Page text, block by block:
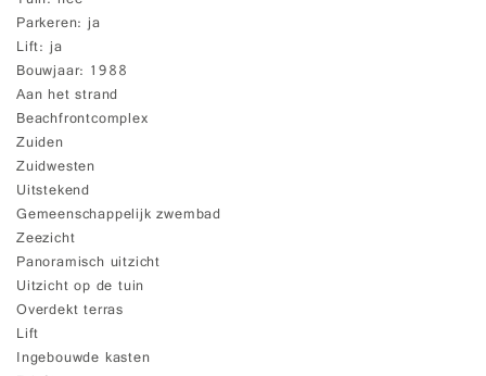
Parkeren ja
Lift ja
Bouwjaar 1988
Aan het strand
Beachfrontcomplex
Zuiden
Zuidwesten
Uitstekend
Gemeenschappelijk zwembad
Zeezicht
Panoramisch uitzicht
Uitzicht op de tuin
Overdekt terras
Lift
Ingebouwde kasten